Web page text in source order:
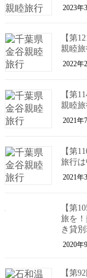
2023年
【第
親睦
2022年
【第
親睦
2021年
【第
旅行は
2021年
【第
旅を
き貸別
2020年
【第